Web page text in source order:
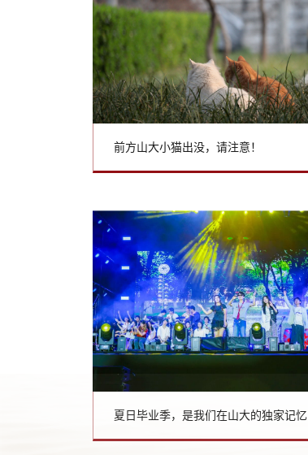
前方山大小猫出没，请注意！
夏日毕业季，是我们在山大的独家记忆